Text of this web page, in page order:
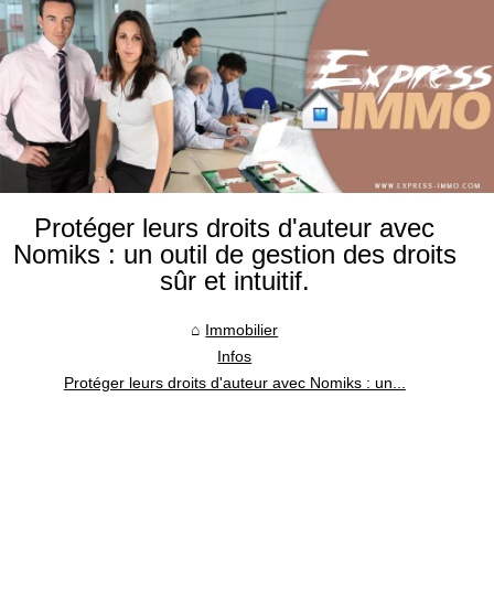
Protéger leurs droits d'auteur avec
Nomiks : un outil de gestion des droits
sûr et intuitif.
Immobilier
Infos
Protéger leurs droits d'auteur avec Nomiks : un...